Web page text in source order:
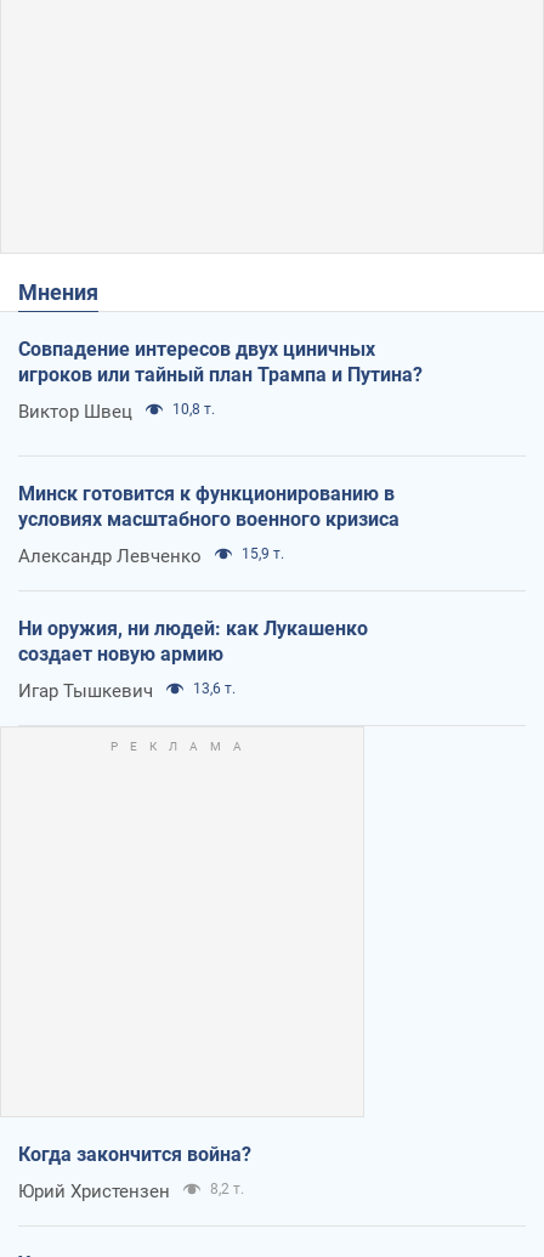
Мнения
Совпадение интересов двух циничных
игроков или тайный план Трампа и Путина?
Виктор Швец 10,8 т.
Минск готовится к функционированию в
условиях масштабного военного кризиса
Александр Левченко 15,9 т.
Ни оружия, ни людей: как Лукашенко
создает новую армию
Игар Тышкевич 13,6 т.
Когда закончится война?
Юрий Христензен 8,2 т.